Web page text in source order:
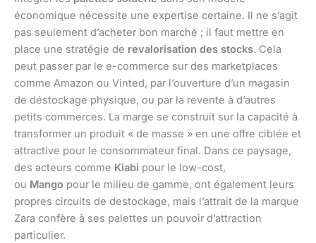
économique nécessite une expertise certaine. Il ne s’agit
pas seulement d’acheter bon marché ; il faut mettre en
place une stratégie de revalorisation des stocks. Cela
peut passer par le e-commerce sur des marketplaces
comme Amazon ou Vinted, par l’ouverture d’un magasin
de déstockage physique, ou par la revente à d’autres
petits commerces. La marge se construit sur la capacité à
transformer un produit « de masse » en une offre ciblée et
attractive pour le consommateur final. Dans ce paysage,
des acteurs comme Kiabi pour le low-cost,
ou Mango pour le milieu de gamme, ont également leurs
propres circuits de destockage, mais l’attrait de la marque
Zara confère à ses palettes un pouvoir d’attraction
particulier.